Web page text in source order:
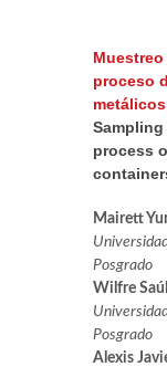
proceso
process
Mairett
Posgrado
Wilfre
Posgrado
Alexis